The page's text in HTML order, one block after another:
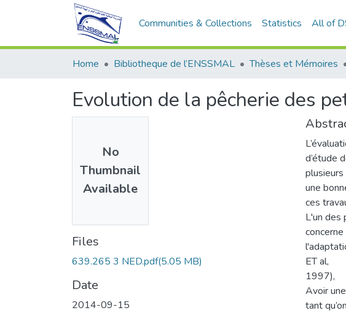
Communities & Collections Statistics All of
Home Bibliotheque de l’ENSSMAL Thèses et Mémoires
Evolution de la pêcherie des
No
Thumbnail
Available
Files
639.265 3 NED.pdf(5.05 MB)
Date
2014-09-15
d’étude
une
ces
L'un des
concerne
ET al,
1997),
Avoir
tant